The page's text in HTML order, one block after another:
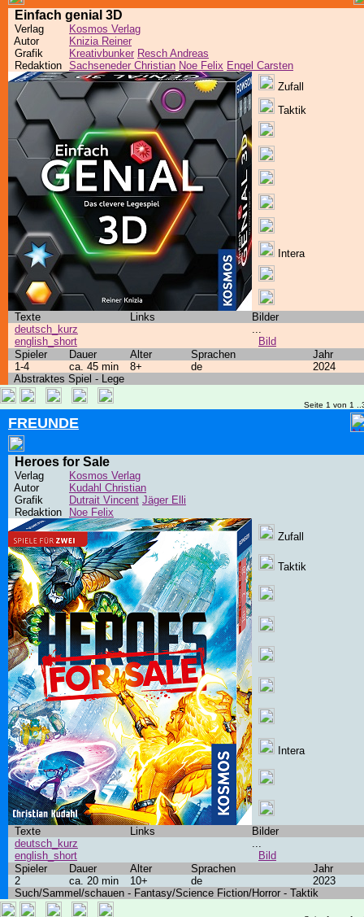
Einfach genial 3D
Verlag
Kosmos Verlag
Autor
Knizia Reiner
Grafik
Kreativbunker Resch Andreas
Redaktion Sachseneder Christian Noe Felix Engel Carsten
Zufall
Taktik
Intera
Texte Links
Bilder
deutsch_kurz
english_short
...
Bild
Spieler
Dauer Alter Sprachen
Jahr
1-4
ca. 45 min 8+ de
2024
Abstraktes Spiel - Lege
Seite 1 von 1
FREUNDE
Heroes for Sale
Verlag
Kosmos Verlag
Autor
Kudahl Christian
Grafik
Dutrait Vincent Jäger Elli
Redaktion
Noe Felix
Zufall
Taktik
Intera
Texte Links
Bilder
deutsch_kurz
english_short
...
Bild
Spieler
Dauer Alter Sprachen
Jahr
2
ca. 20 min 10+ de
2023
Such/Sammel/schauen - Fantasy/Science Fiction/Horror - Taktik